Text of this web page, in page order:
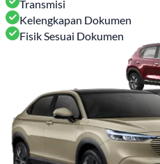
Transmisi
Kelengkapan Dokumen
Fisik Sesuai Dokumen